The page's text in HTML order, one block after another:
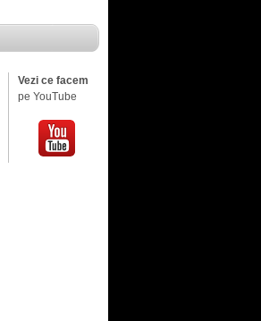
Vezi ce facem
pe YouTube